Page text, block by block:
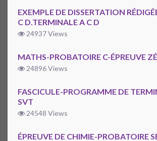
EXEMPLE DE DISSERTATION
C D.TERMINALE A C D
24937 Views
MATHS-PROBATOIRE C-ÉPREUVE
24896 Views
FASCICULE-PROGRAMME DE
SVT
24548 Views
ÉPREUVE DE CHIMIE-PROBATOIRE